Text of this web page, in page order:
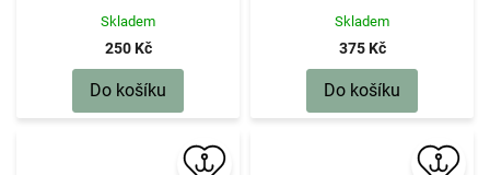
Runner 10000 black
Skladem
250 Kč
Do košíku
Runner 6000 black
Skladem
375 Kč
Do košíku